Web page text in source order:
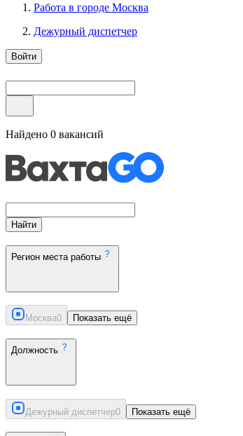
Работа в городе Москва
Дежурный диспетчер
Войти
Найдено 0 вакансий
Найти
Регион места работы
Москва0 Показать ещё
Должность
Дежурный диспетчер0 Показать ещё